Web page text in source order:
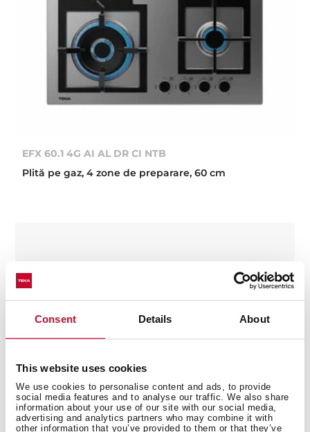
Consent Details About
This website uses cookies
We use cookies to personalise content and ads, to provide
social media features and to analyse our traffic. We also share
information about your use of our site with our social media,
advertising and analytics partners who may combine it with
other information that you’ve provided to them or that they’ve
EFX 60.1 4G AI AL DR CI NTB
Plită pe gaz, 4 zone de preparare, 60 cm